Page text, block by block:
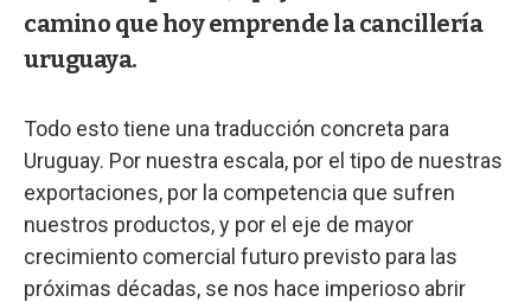
camino que hoy emprende la cancillería
uruguaya.
Todo esto tiene una traducción concreta para
Uruguay. Por nuestra escala, por el tipo de nuestras
exportaciones, por la competencia que sufren
nuestros productos, y por el eje de mayor
crecimiento comercial futuro previsto para las
próximas décadas, se nos hace imperioso abrir